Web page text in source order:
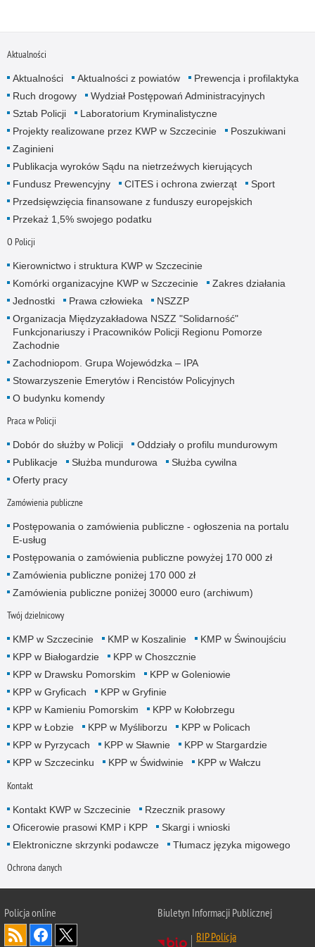
Aktualności
Aktualności Aktualności z powiatów
Prewencja i profilaktyka
Ruch drogowy
Wydział Postępowań Administracyjnych
Sztab Policji
Laboratorium Kryminalistyczne
Projekty realizowane przez KWP w Szczecinie
Poszukiwani
Zaginieni
Publikacja wyroków Sądu na nietrzeźwych kierujących
Fundusz Prewencyjny
CITES i ochrona zwierząt
Sport
Przedsięwzięcia finansowane z funduszy europejskich
Przekaż 1,5% swojego podatku
O Policji
Kierownictwo i struktura KWP w Szczecinie
Komórki organizacyjne KWP w Szczecinie
Zakres działania
Jednostki
Prawa człowieka
NSZZP
Organizacja Międzyzakładowa NSZZ "Solidarność"
Funkcjonariuszy i Pracowników Policji Regionu Pomorze
Zachodnie
Zachodniopom. Grupa Wojewódzka – IPA
Stowarzyszenie Emerytów i Rencistów Policyjnych
O budynku komendy
Praca w Policji
Dobór do służby w Policji
Oddziały o profilu mundurowym
Publikacje
Służba mundurowa
Służba cywilna
Oferty pracy
Zamówienia publiczne
Postępowania o zamówienia publiczne - ogłoszenia na portalu
E-usług
Postępowania o zamówienia publiczne powyżej 170 000 zł
Zamówienia publiczne poniżej 170 000 zł
Zamówienia publiczne poniżej 30000 euro (archiwum)
Twój dzielnicowy
KMP w Szczecinie KMP w Koszalinie
KMP w Świnoujściu
KPP w Białogardzie
KPP w Choszcznie
KPP w Drawsku Pomorskim
KPP w Goleniowie
KPP w Gryficach
KPP w Gryfinie
KPP w Kamieniu Pomorskim
KPP w Kołobrzegu
KPP w Łobzie
KPP w Myśliborzu
KPP w Policach
KPP w Pyrzycach
KPP w Sławnie
KPP w Stargardzie
KPP w Szczecinku
KPP w Świdwinie KPP w Wałczu
Kontakt
Kontakt KWP w Szczecinie
Rzecznik prasowy
Oficerowie prasowi KMP i KPP
Skargi i wnioski
Elektroniczne skrzynki podawcze
Tłumacz języka migowego
Ochrona danych
Policja online
Biuletyn Informacji Publicznej
BIP Policja